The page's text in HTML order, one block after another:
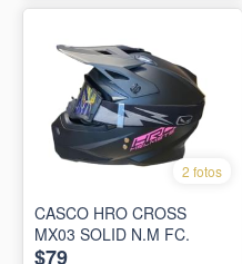
2 fotos
CASCO HRO CROSS
MX03 SOLID N.M FC.
$79